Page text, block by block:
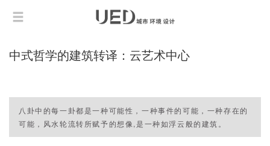
中式哲学的建筑转译：云艺术中心
八卦中的每一卦都是一种可能性，一种事件的可能，一种存在的
可能，风水轮流转所赋予的想像,是一种如浮云般的建筑。